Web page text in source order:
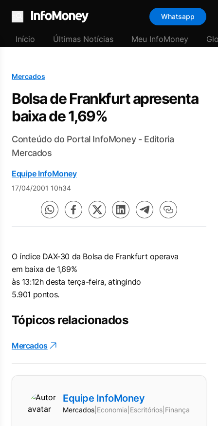
Menu
Whatsapp
Início Últimas Notícias Meu InfoMoney
Mercados
Bolsa de Frankfurt apresenta
baixa de 1,69%
Conteúdo do Portal InfoMoney - Editoria
Mercados
Equipe InfoMoney
17/04/2001 10h34
O índice DAX-30 da Bolsa de Frankfurt operava
em baixa de 1,69%
às 13:12h desta terça-feira, atingindo
5.901 pontos.
Tópicos relacionados
Mercados
Equipe InfoMoney
Mercados Economia Escritórios Finanças